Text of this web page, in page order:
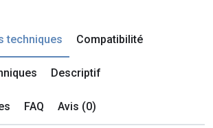
techniques Compatibilité
Descriptif
FAQ Avis (0)